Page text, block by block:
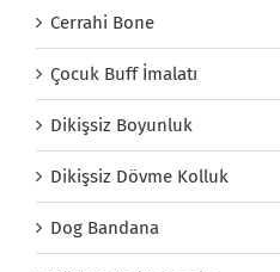
Cerrahi Bone
Çocuk Buff İmalatı
Dikişsiz Boyunluk
Dikişsiz Dövme Kolluk
Dog Bandana